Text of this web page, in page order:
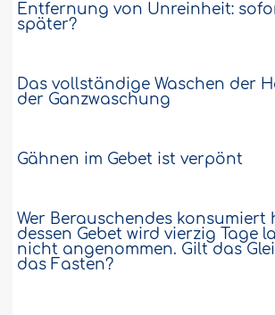
Entfernung von Unreinheit:
später?
Das vollständige Waschen der
der Ganzwaschung
Gähnen im Gebet ist verpönt
Wer Berauschendes konsumiert
dessen Gebet wird vierzig Tage
nicht angenommen. Gilt das
das Fasten?